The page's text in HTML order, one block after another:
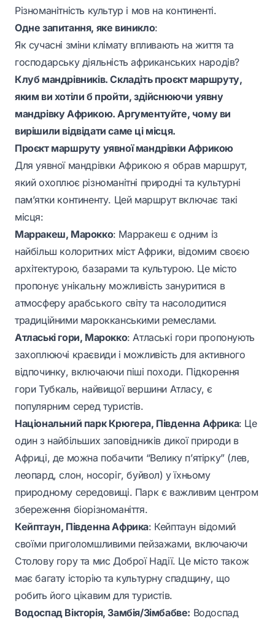
Різноманітність культур і мов на континенті.
Одне запитання, яке виникло:
Як сучасні зміни клімату впливають на життя та
господарську діяльність африканських народів?
Клуб мандрівників. Складіть проєкт маршруту,
яким ви хотіли б пройти, здійснюючи уявну
мандрівку Африкою. Аргументуйте, чому ви
вирішили відвідати саме ці місця.
Проєкт маршруту уявної мандрівки Африкою
Для уявної мандрівки Африкою я обрав маршрут,
який охоплює різноманітні природні та культурні
пам’ятки континенту. Цей маршрут включає такі
місця:
Марракеш, Марокко: Марракеш є одним із
найбільш колоритних міст Африки, відомим своєю
архітектурою, базарами та культурою. Це місто
пропонує унікальну можливість зануритися в
атмосферу арабського світу та насолодитися
традиційними марокканськими ремеслами.
Атлаські гори, Марокко: Атлаські гори пропонують
захоплюючі краєвиди і можливість для активного
відпочинку, включаючи піші походи. Підкорення
гори Тубкаль, найвищої вершини Атласу, є
популярним серед туристів.
Національний парк Крюгера, Південна Африка: Це
один з найбільших заповідників дикої природи в
Африці, де можна побачити “Велику п’ятірку” (лев,
леопард, слон, носоріг, буйвол) у їхньому
природному середовищі. Парк є важливим центром
збереження біорізноманіття.
Кейптаун, Південна Африка: Кейптаун відомий
своїми приголомшливими пейзажами, включаючи
Столову гору та мис Доброї Надії. Це місто також
має багату історію та культурну спадщину, що
робить його цікавим для туристів.
Водоспад Вікторія, Замбія/Зімбабве: Водоспад